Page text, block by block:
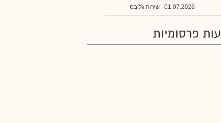
01.07.2026 שירות גלובס
פרסומיות